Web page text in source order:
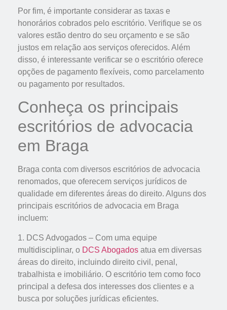
Por fim, é importante considerar as taxas e
honorários cobrados pelo escritório. Verifique se os
valores estão dentro do seu orçamento e se são
justos em relação aos serviços oferecidos. Além
disso, é interessante verificar se o escritório oferece
opções de pagamento flexíveis, como parcelamento
ou pagamento por resultados.
Conheça os principais
escritórios de advocacia
em Braga
Braga conta com diversos escritórios de advocacia
renomados, que oferecem serviços jurídicos de
qualidade em diferentes áreas do direito. Alguns dos
principais escritórios de advocacia em Braga
incluem:
1. DCS Advogados – Com uma equipe
multidisciplinar, o DCS Abogados atua em diversas
áreas do direito, incluindo direito civil, penal,
trabalhista e imobiliário. O escritório tem como foco
principal a defesa dos interesses dos clientes e a
busca por soluções jurídicas eficientes.